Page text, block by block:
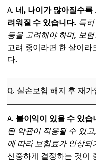
A. 네, 나이가 많아질수록
려워질 수 있습니다. 특
등을 고려해야 하며, 보
고려 중이라면 한 살이라
다.
Q. 실손보험 해지 후 재
A. 불이익이 있을 수 있습
된 약관이 적용될 수 있
에 따라 보험료가 인상되
신중하게 결정하는 것이